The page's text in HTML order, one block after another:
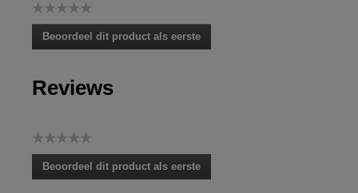
☆☆☆☆☆
Geen
scorewaarde
Beoordeel dit product als eerste
.
deze
actie
een
modaal
dialoogvenster.
Reviews
☆☆☆☆☆
Geen
scorewaarde
Beoordeel dit product als eerste
.